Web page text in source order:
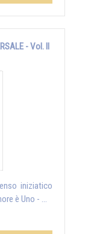
- Vol. II
iniziatico
è Uno - ...